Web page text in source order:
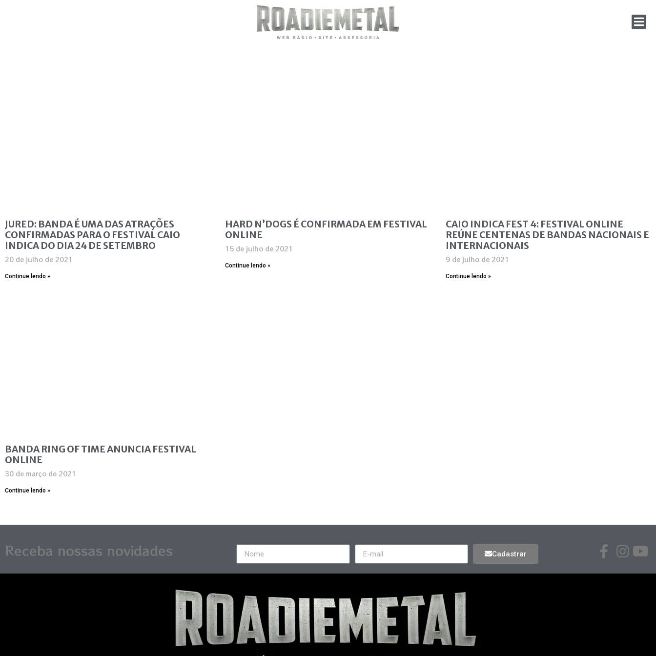
JURED: BANDA É UMA DAS ATRAÇÕES
CONFIRMADAS PARA O FESTIVAL CAIO
INDICA DO DIA 24 DE SETEMBRO
20 de julho de 2021
Continue lendo »
HARD N’DOGS É CONFIRMADA EM FESTIVAL
ONLINE
15 de julho de 2021
Continue lendo »
CAIO INDICA FEST 4: FESTIVAL ONLINE
REÚNE CENTENAS DE BANDAS NACIONAIS E
INTERNACIONAIS
9 de julho de 2021
Continue lendo »
BANDA RING OF TIME ANUNCIA FESTIVAL
ONLINE
30 de março de 2021
Continue lendo »
Receba nossas novidades Cadastrar